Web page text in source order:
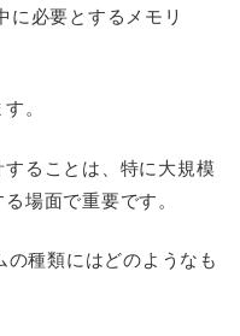
に必要とするメモリ
。
ることは、特に大規模
場面で重要です。
種類にはどのようなも